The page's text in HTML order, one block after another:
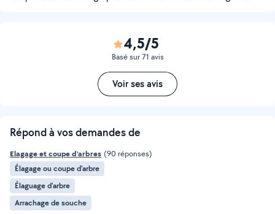
4,5/5
Basé sur 71 avis
Voir ses avis
Répond à vos demandes de
Elagage et coupe d'arbres (90 réponses)
Élagage ou coupe d'arbre
Élaguage d'arbre
Arrachage de souche